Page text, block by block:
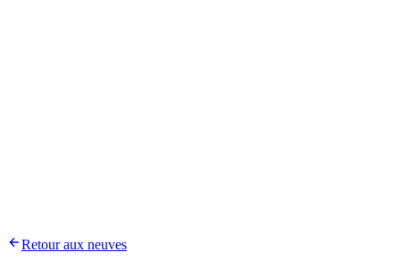
Retour aux neuves